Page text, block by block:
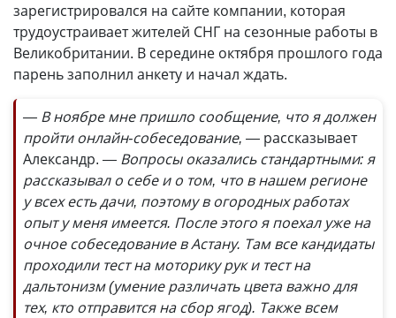
зарегистрировался на сайте компании, которая
трудоустраивает жителей СНГ на сезонные работы в
Великобритании. В середине октября прошлого года
парень заполнил анкету и начал ждать.
— В ноябре мне пришло сообщение, что я должен
пройти онлайн-собеседование, — рассказывает
Александр. — Вопросы оказались стандартными: я
рассказывал о себе и о том, что в нашем регионе
у всех есть дачи, поэтому в огородных работах
опыт у меня имеется. После этого я поехал уже на
очное собеседование в Астану. Там все кандидаты
проходили тест на моторику рук и тест на
дальтонизм (умение различать цвета важно для
тех, кто отправится на сбор ягод). Также всем